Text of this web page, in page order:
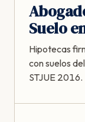
Suelo
Hipotecas
con suelos
STJUE 2016.